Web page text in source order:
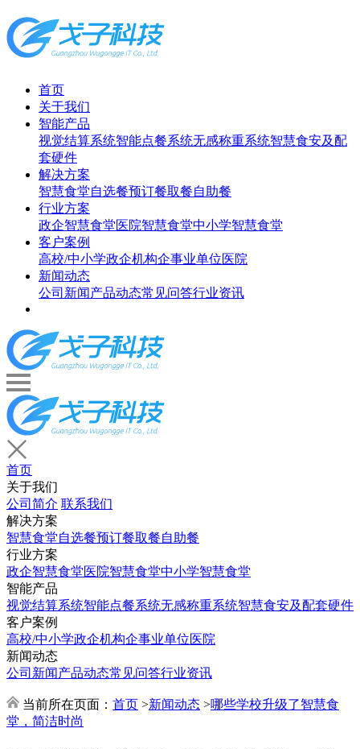
首页
关于我们
智能产品
视觉结算系统智能点餐系统无感称重系统智慧食安及配
套硬件
解决方案
智慧食堂自选餐预订餐取餐自助餐
行业方案
政企智慧食堂医院智慧食堂中小学智慧食堂
客户案例
高校/中小学政企机构企事业单位医院
新闻动态
公司新闻产品动态常见问答行业资讯
首页
关于我们
公司简介 联系我们
解决方案
智慧食堂自选餐预订餐取餐自助餐
行业方案
政企智慧食堂医院智慧食堂中小学智慧食堂
智能产品
视觉结算系统智能点餐系统无感称重系统智慧食安及配套硬件
客户案例
高校/中小学政企机构企事业单位医院
新闻动态
公司新闻产品动态常见问答行业资讯
当前所在页面： 首页 >新闻动态 >哪些学校升级了智慧食
堂，简洁时尚